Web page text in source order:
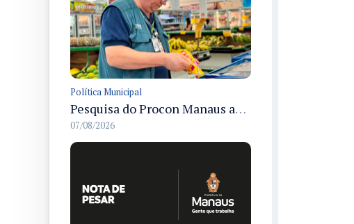
Política Municipal
Pesquisa do Procon Manaus aponta queda de 5,18% no valor médio da cesta básica em agosto
07/08/2026